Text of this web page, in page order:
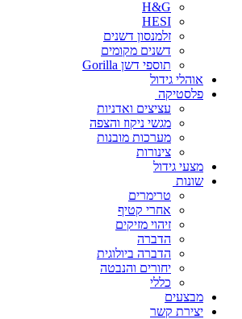
H&G
HESI
זלמנסון דשנים
דשנים מקומים
תוספי דשן Gorilla
אוהלי גידול
פלסטיקה
עציצים ואדניות
מגשי ניקוז והצפה
מערכות מובנות
צינורות
מצעי גידול
שונות
טרימרים
אחרי קטיף
זיהוי מזיקים
הדברה
הדברה ביולוגית
יחורים והנבטה
כללי
מבצעים
יצירת קשר